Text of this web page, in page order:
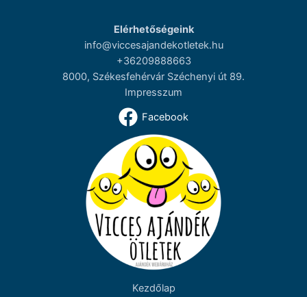
Elérhetőségeink
info@viccesajandekotletek.hu
+36209888663
8000, Székesfehérvár Széchenyi út 89.
Impresszum
Facebook
Kezdőlap